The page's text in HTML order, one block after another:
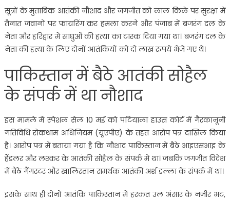
सूत्रों के मुताबिक आतंकी नौशाद और जगजीत को लाल किले पर सुरक्षा में
तैनात जवानों पर फायरिंग कर हमला करने और पंजाब में बजरंग दल के
नेता और हरिद्वार में साधुओं की हत्या का टास्क दिया गया था। बजरंग दल के
नेता की हत्या के लिए दोनों आतंकियों को दो लाख रुपये भेजे गए थे।
पाकिस्तान में बैठे आतंकी सोहैल
के संपर्क में था नौशाद
इस मामले में स्पेशल सेल 10 मई को पटियाला हाउस कोर्ट में गैरकानूनी
गतिविधि रोकथाम अधिनियम (यूएपीए) के तहत आरोप पत्र दाखिल किया
है। आरोप पत्र में बताया गया है कि नौशाद पाकिस्तान में बैठे आइएसआइ के
हैंडलर और लश्कर के आतंकी सोहैल के संपर्क में था। जबकि जगजीत विदेश
में बैठे गैंगस्टर और खालिस्तान समर्थक आतंकी अर्श डल्ला के संपर्क में था।
इसके साथ ही दोनों आतंकि पाकिस्तान में हरकत उल अंसार के नज़ीर भट,